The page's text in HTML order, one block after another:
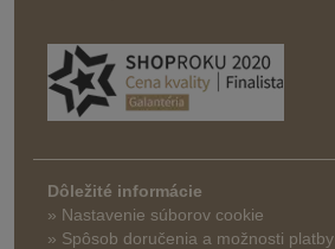
Dôležité informácie
» Nastavenie súborov cookie
» Spôsob doručenia a možnosti platby